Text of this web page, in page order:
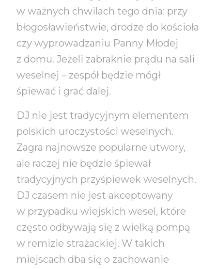
w ważnych chwilach tego dnia: przy
błogosławieństwie, drodze do kościoła
czy wyprowadzaniu Panny Młodej
z domu. Jeżeli zabraknie prądu na sali
weselnej – zespół będzie mógł
śpiewać i grać dalej.
DJ nie jest tradycyjnym elementem
polskich uroczystości weselnych.
Zagra najnowsze popularne utwory,
ale raczej nie będzie śpiewał
tradycyjnych przyśpiewek weselnych.
DJ czasem nie jest akceptowany
w przypadku wiejskich wesel, które
często odbywają się z wielką pompą
w remizie strażackiej. W takich
miejscach dba się o zachowanie